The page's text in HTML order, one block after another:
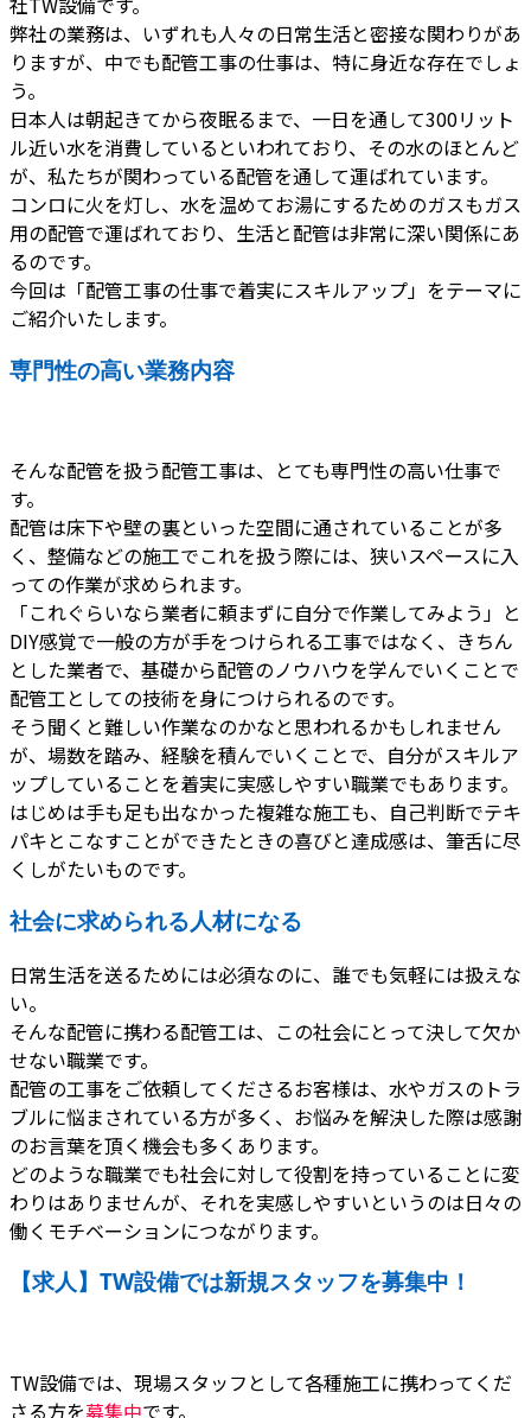
弊社の業務は、いずれも人々の日常生活と密接な関わりがあ
りますが、中でも配管工事の仕事は、特に身近な存在でしょ
う。
日本人は朝起きてから夜眠るまで、一日を通して300リット
ル近い水を消費しているといわれており、その水のほとんど
が、私たちが関わっている配管を通して運ばれています。
コンロに火を灯し、水を温めてお湯にするためのガスもガス
用の配管で運ばれており、生活と配管は非常に深い関係にあ
るのです。
今回は「配管工事の仕事で着実にスキルアップ」をテーマに
ご紹介いたします。
専門性の高い業務内容
そんな配管を扱う配管工事は、とても専門性の高い仕事で
す。
配管は床下や壁の裏といった空間に通されていることが多
く、整備などの施工でこれを扱う際には、狭いスペースに入
っての作業が求められます。
「これぐらいなら業者に頼まずに自分で作業してみよう」と
DIY感覚で一般の方が手をつけられる工事ではなく、きちん
とした業者で、基礎から配管のノウハウを学んでいくことで
配管工としての技術を身につけられるのです。
そう聞くと難しい作業なのかなと思われるかもしれません
が、場数を踏み、経験を積んでいくことで、自分がスキルア
ップしていることを着実に実感しやすい職業でもあります。
はじめは手も足も出なかった複雑な施工も、自己判断でテキ
パキとこなすことができたときの喜びと達成感は、筆舌に尽
くしがたいものです。
社会に求められる人材になる
日常生活を送るためには必須なのに、誰でも気軽には扱えな
い。
そんな配管に携わる配管工は、この社会にとって決して欠か
せない職業です。
配管の工事をご依頼してくださるお客様は、水やガスのトラ
ブルに悩まされている方が多く、お悩みを解決した際は感謝
のお言葉を頂く機会も多くあります。
どのような職業でも社会に対して役割を持っていることに変
わりはありませんが、それを実感しやすいというのは日々の
働くモチベーションにつながります。
【求人】TW設備では新規スタッフを募集中！
TW設備では、現場スタッフとして各種施工に携わってくだ
さる方を募集中です。